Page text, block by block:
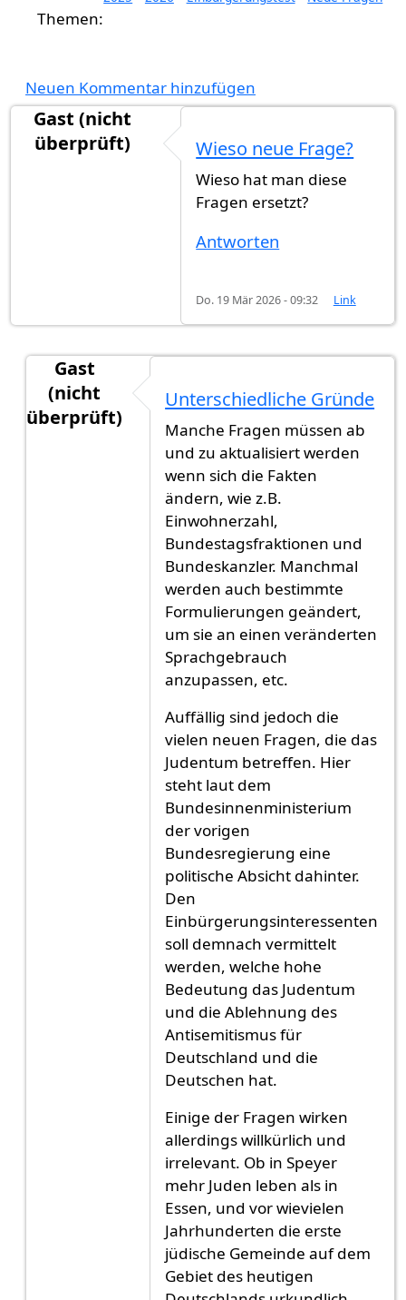
Neuen Kommentar hinzufügen
Gast (nicht
überprüft)
Wieso neue Frage?
Wieso hat man diese
Fragen ersetzt?
Antworten
Do. 19 Mär 2026 - 09:32 Link
Gast
(nicht
überprüft)
Wieso neue Frage?vonGast (nicht
Unterschiedliche Gründe
Manche Fragen müssen ab
und zu aktualisiert werden
wenn sich die Fakten
ändern, wie z.B.
Einwohnerzahl,
Bundestagsfraktionen und
Bundeskanzler. Manchmal
werden auch bestimmte
Formulierungen geändert,
um sie an einen veränderten
Sprachgebrauch
anzupassen, etc.
Auffällig sind jedoch die
vielen neuen Fragen, die das
Judentum betreffen. Hier
steht laut dem
Bundesinnenministerium
der vorigen
Bundesregierung eine
politische Absicht dahinter.
Den
Einbürgerungsinteressenten
soll demnach vermittelt
werden, welche hohe
Bedeutung das Judentum
und die Ablehnung des
Antisemitismus für
Deutschland und die
Deutschen hat.
Einige der Fragen wirken
allerdings willkürlich und
irrelevant. Ob in Speyer
mehr Juden leben als in
Essen, und vor wievielen
Jahrhunderten die erste
jüdische Gemeinde auf dem
Gebiet des heutigen